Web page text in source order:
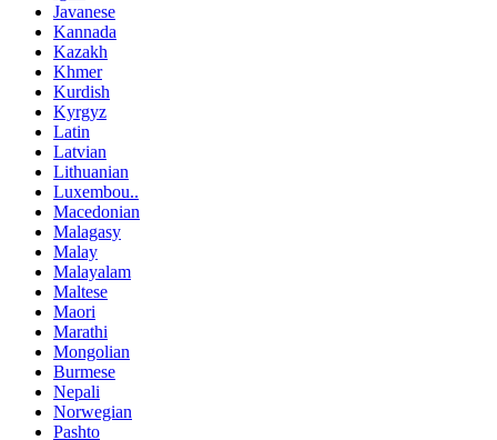
Javanese
Kannada
Kazakh
Khmer
Kurdish
Kyrgyz
Latin
Latvian
Lithuanian
Luxembou..
Macedonian
Malagasy
Malay
Malayalam
Maltese
Maori
Marathi
Mongolian
Burmese
Nepali
Norwegian
Pashto